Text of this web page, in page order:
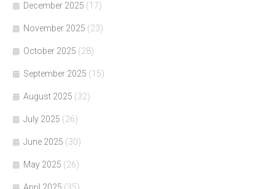
December 2025 (17)
November 2025 (23)
October 2025 (28)
September 2025 (15)
August 2025 (32)
July 2025 (26)
June 2025 (30)
May 2025 (26)